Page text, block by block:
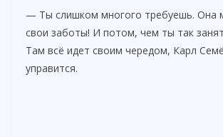
— Ты слишком многого требуешь. Она
свои заботы! И потом, чем ты так
Там всё идет своим чередом, Карл
управится.